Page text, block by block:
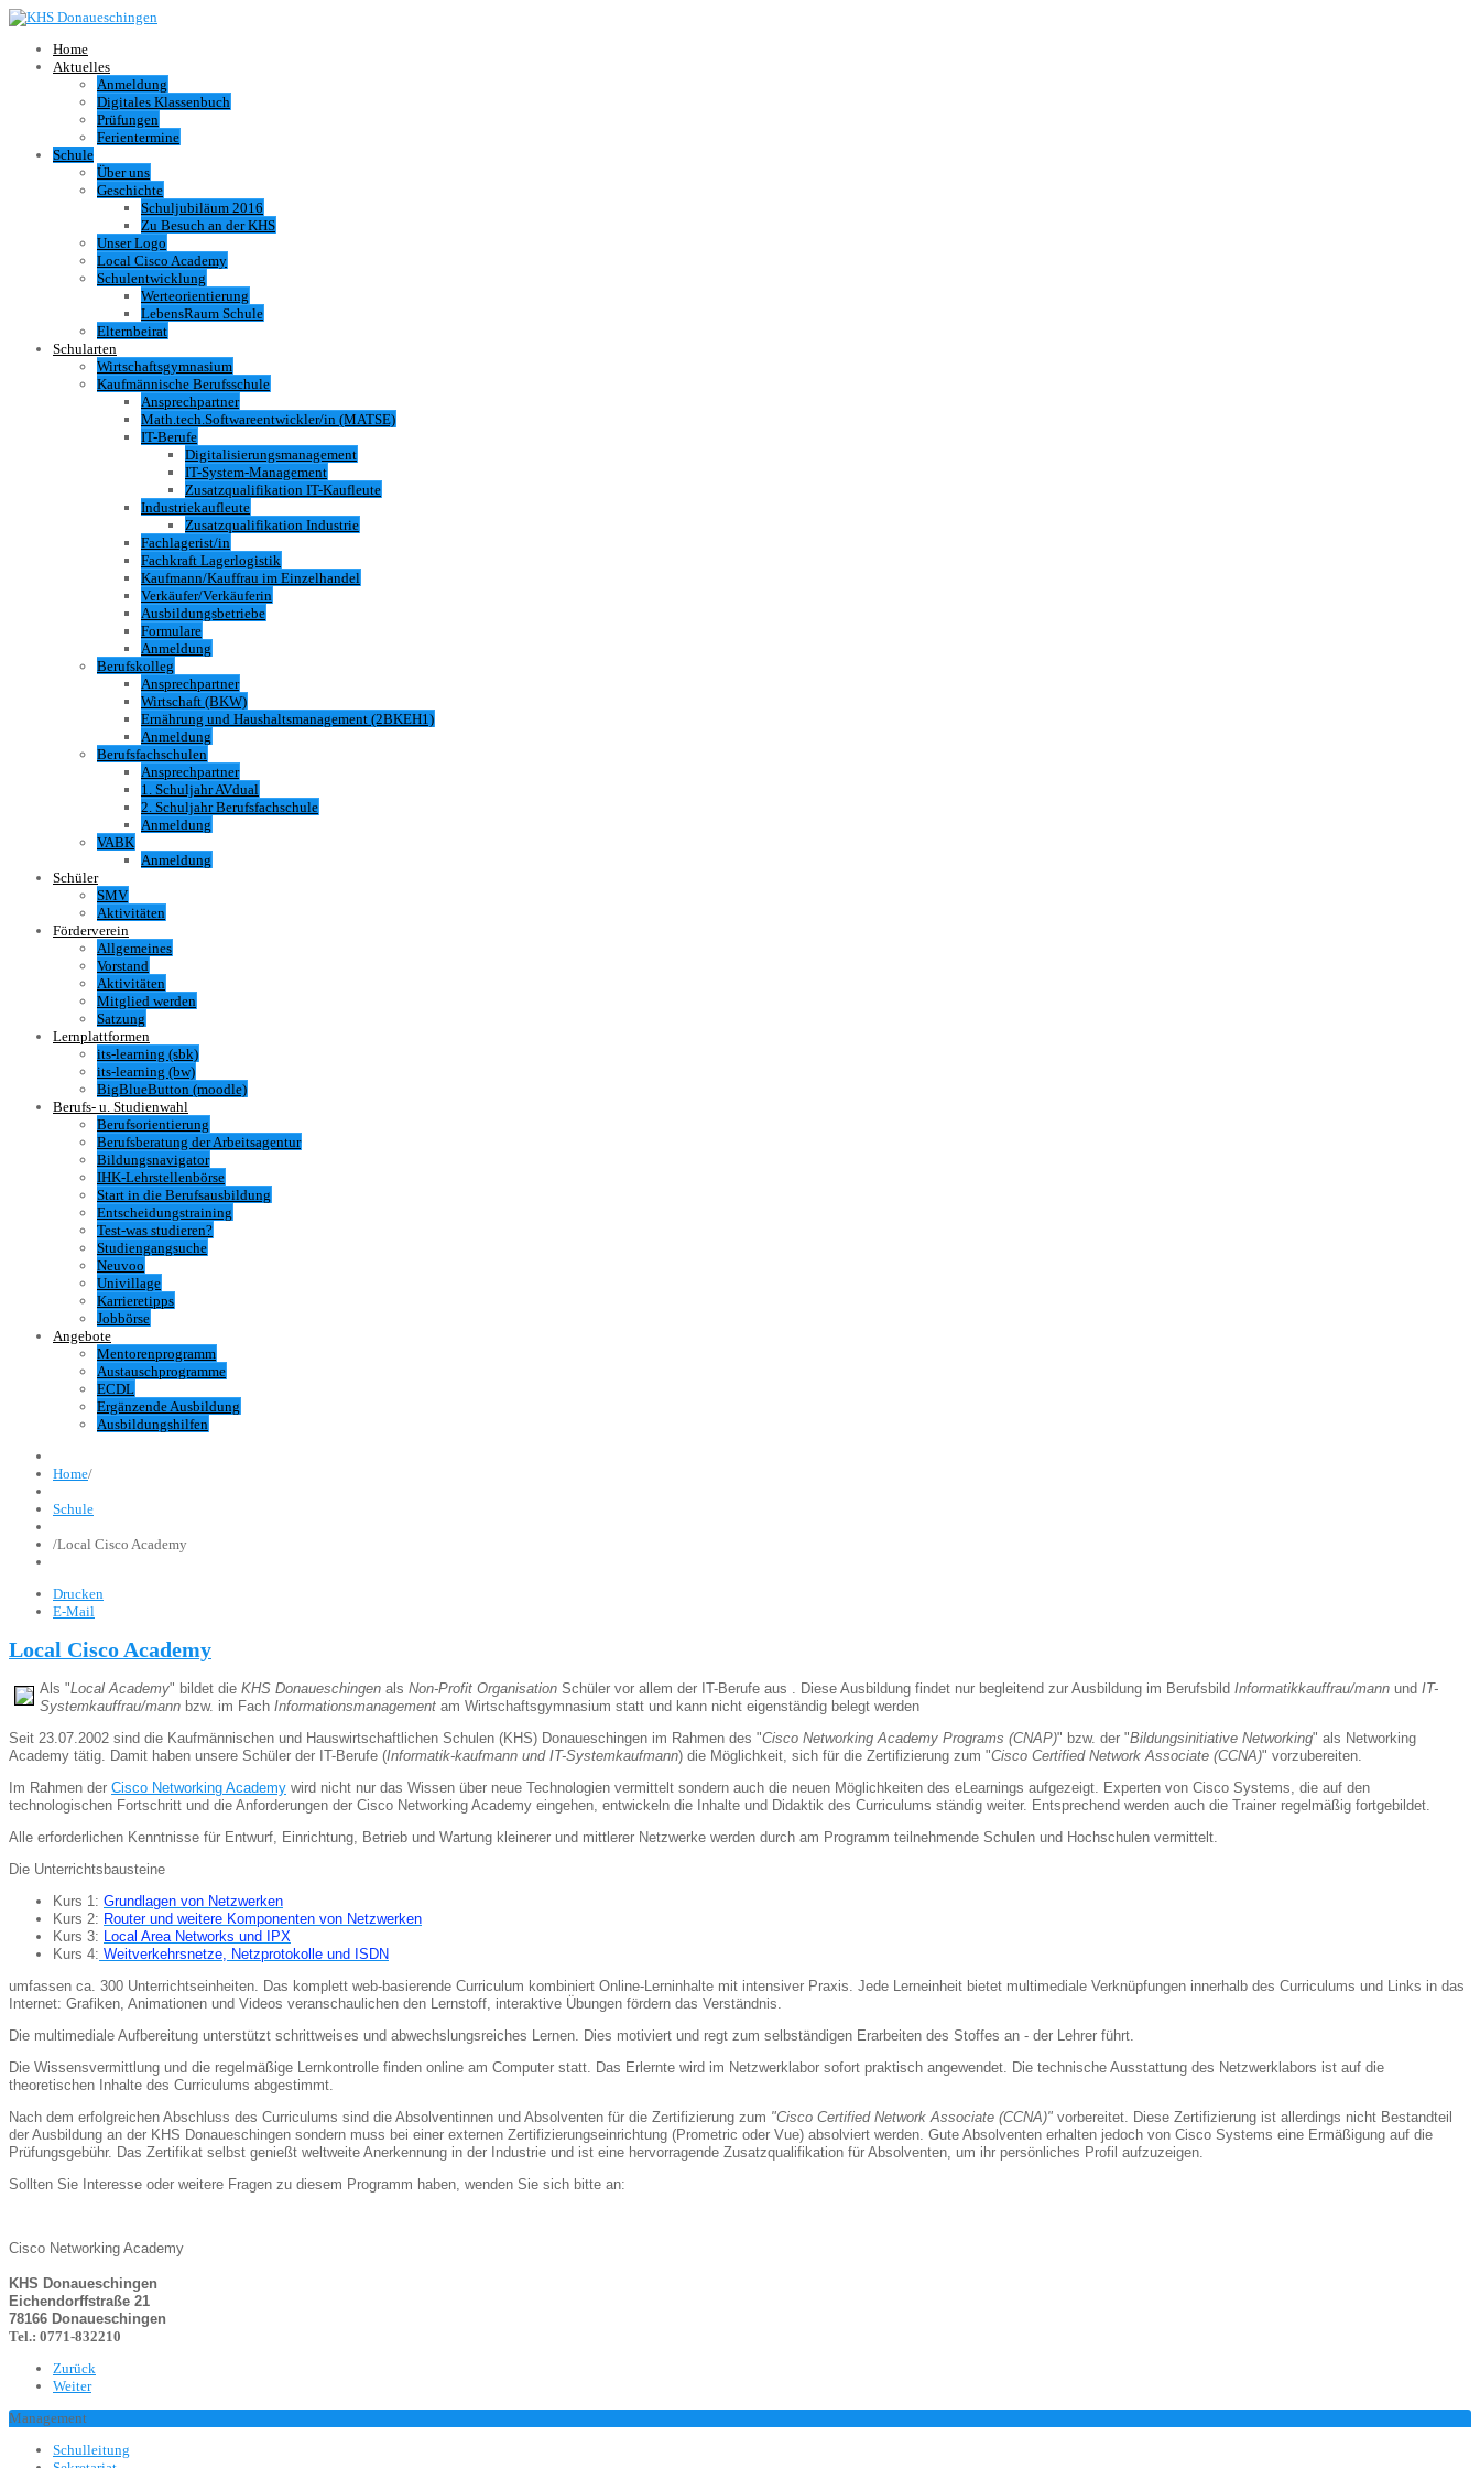
Home
Aktuelles
Anmeldung
Digitales Klassenbuch
Prüfungen
Ferientermine
Schule
Über uns
Geschichte
Schuljubiläum 2016
Zu Besuch an der KHS
Unser Logo
Local Cisco Academy
Schulentwicklung
Werteorientierung
LebensRaum Schule
Elternbeirat
Schularten
Wirtschaftsgymnasium
Kaufmännische Berufsschule
Ansprechpartner
Math.tech.Softwareentwickler/in (MATSE)
IT-Berufe
Digitalisierungsmanagement
IT-System-Management
Zusatzqualifikation IT-Kaufleute
Industriekaufleute
Zusatzqualifikation Industrie
Fachlagerist/in
Fachkraft Lagerlogistik
Kaufmann/Kauffrau im Einzelhandel
Verkäufer/Verkäuferin
Ausbildungsbetriebe
Formulare
Anmeldung
Berufskolleg
Ansprechpartner
Wirtschaft (BKW)
Ernährung und Haushaltsmanagement (2BKEH1)
Anmeldung
Berufsfachschulen
Ansprechpartner
1. Schuljahr AVdual
2. Schuljahr Berufsfachschule
Anmeldung
VABK
Anmeldung
Schüler
SMV
Aktivitäten
Förderverein
Allgemeines
Vorstand
Aktivitäten
Mitglied werden
Satzung
Lernplattformen
its-learning (sbk)
its-learning (bw)
BigBlueButton (moodle)
Berufs- u. Studienwahl
Berufsorientierung
Berufsberatung der Arbeitsagentur
Bildungsnavigator
IHK-Lehrstellenbörse
Start in die Berufsausbildung
Entscheidungstraining
Test-was studieren?
Studiengangsuche
Neuvoo
Univillage
Karrieretipps
Jobbörse
Angebote
Mentorenprogramm
Austauschprogramme
ECDL
Ergänzende Ausbildung
Ausbildungshilfen
Home/
Schule
/Local Cisco Academy
Drucken
E-Mail
Local Cisco Academy
Als "Local Academy" bildet die KHS Donaueschingen als Non-Profit Organisation Schüler vor allem der IT-Berufe aus . Diese Ausbildung findet nur begleitend zur Ausbildung im Berufsbild Informatikkauffrau/mann und IT-
Systemkauffrau/mann bzw. im Fach Informationsmanagement am Wirtschaftsgymnasium statt und kann nicht eigenständig belegt werden
Seit 23.07.2002 sind die Kaufmännischen und Hauswirtschaftlichen Schulen (KHS) Donaueschingen im Rahmen des "Cisco Networking Academy Programs (CNAP)" bzw. der "Bildungsinitiative Networking" als Networking
Academy tätig. Damit haben unsere Schüler der IT-Berufe (Informatik-kaufmann und IT-Systemkaufmann) die Möglichkeit, sich für die Zertifizierung zum "Cisco Certified Network Associate (CCNA)" vorzubereiten.
Im Rahmen der Cisco Networking Academy wird nicht nur das Wissen über neue Technologien vermittelt sondern auch die neuen Möglichkeiten des eLearnings aufgezeigt. Experten von Cisco Systems, die auf den
technologischen Fortschritt und die Anforderungen der Cisco Networking Academy eingehen, entwickeln die Inhalte und Didaktik des Curriculums ständig weiter. Entsprechend werden auch die Trainer regelmäßig fortgebildet.
Alle erforderlichen Kenntnisse für Entwurf, Einrichtung, Betrieb und Wartung kleinerer und mittlerer Netzwerke werden durch am Programm teilnehmende Schulen und Hochschulen vermittelt.
Die Unterrichtsbausteine
Kurs 1: Grundlagen von Netzwerken
Kurs 2: Router und weitere Komponenten von Netzwerken
Kurs 3: Local Area Networks und IPX
Kurs 4: Weitverkehrsnetze, Netzprotokolle und ISDN
umfassen ca. 300 Unterrichtseinheiten. Das komplett web-basierende Curriculum kombiniert Online-Lerninhalte mit intensiver Praxis. Jede Lerneinheit bietet multimediale Verknüpfungen innerhalb des Curriculums und Links in das
Internet: Grafiken, Animationen und Videos veranschaulichen den Lernstoff, interaktive Übungen fördern das Verständnis.
Die multimediale Aufbereitung unterstützt schrittweises und abwechslungsreiches Lernen. Dies motiviert und regt zum selbständigen Erarbeiten des Stoffes an - der Lehrer führt.
Die Wissensvermittlung und die regelmäßige Lernkontrolle finden online am Computer statt. Das Erlernte wird im Netzwerklabor sofort praktisch angewendet. Die technische Ausstattung des Netzwerklabors ist auf die
theoretischen Inhalte des Curriculums abgestimmt.
Nach dem erfolgreichen Abschluss des Curriculums sind die Absolventinnen und Absolventen für die Zertifizierung zum "Cisco Certified Network Associate (CCNA)" vorbereitet. Diese Zertifizierung ist allerdings nicht Bestandteil
der Ausbildung an der KHS Donaueschingen sondern muss bei einer externen Zertifizierungseinrichtung (Prometric oder Vue) absolviert werden. Gute Absolventen erhalten jedoch von Cisco Systems eine Ermäßigung auf die
Prüfungsgebühr. Das Zertifikat selbst genießt weltweite Anerkennung in der Industrie und ist eine hervorragende Zusatzqualifikation für Absolventen, um ihr persönliches Profil aufzuzeigen.
Sollten Sie Interesse oder weitere Fragen zu diesem Programm haben, wenden Sie sich bitte an:
Cisco Networking Academy
KHS Donaueschingen
Eichendorffstraße 21
78166 Donaueschingen
Tel.: 0771-832210
Zurück
Weiter
Management
Schulleitung